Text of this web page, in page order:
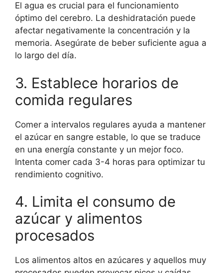
El agua es crucial para el funcionamiento
óptimo del cerebro. La deshidratación puede
afectar negativamente la concentración y la
memoria. Asegúrate de beber suficiente agua a
lo largo del día.
3. Establece horarios de
comida regulares
Comer a intervalos regulares ayuda a mantener
el azúcar en sangre estable, lo que se traduce
en una energía constante y un mejor foco.
Intenta comer cada 3-4 horas para optimizar tu
rendimiento cognitivo.
4. Limita el consumo de
azúcar y alimentos
procesados
Los alimentos altos en azúcares y aquellos muy